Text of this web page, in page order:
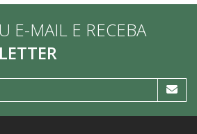
E-MAIL E RECEBA